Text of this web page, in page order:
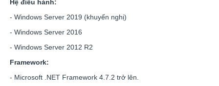
Hệ điều hành:
- Windows Server 2019 (khuyến nghị)
- Windows Server 2016
- Windows Server 2012 R2
Framework:
- Microsoft .NET Framework 4.7.2 trở lên.